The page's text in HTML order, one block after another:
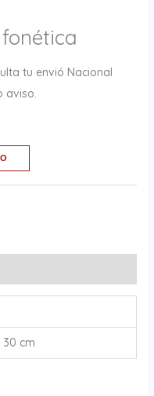
tu envió Nacional
aviso.
30 cm